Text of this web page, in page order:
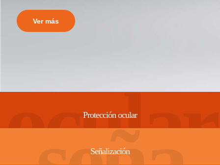
Ver más
Protección ocular
ocular
Señalización